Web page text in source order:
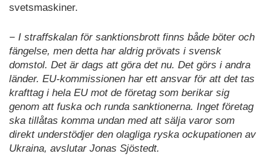
svetsmaskiner.
− I straffskalan för sanktionsbrott finns både böter och
fängelse, men detta har aldrig prövats i svensk
domstol. Det är dags att göra det nu. Det görs i andra
länder. EU-kommissionen har ett ansvar för att det tas
krafttag i hela EU mot de företag som berikar sig
genom att fuska och runda sanktionerna. Inget företag
ska tillåtas komma undan med att sälja varor som
direkt understödjer den olagliga ryska ockupationen av
Ukraina, avslutar Jonas Sjöstedt.